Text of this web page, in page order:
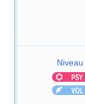
Niveau